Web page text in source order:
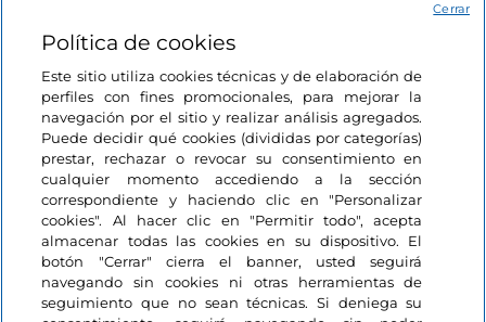
Información del sitio
Enlaces útiles
Acceso
Política de cookies
Este sitio utiliza cookies técnicas y de elaboración de
perfiles con fines promocionales, para mejorar la
navegación por el sitio y realizar análisis agregados.
Puede decidir qué cookies (divididas por categorías)
prestar, rechazar o revocar su consentimiento en
cualquier momento accediendo a la sección
correspondiente y haciendo clic en "Personalizar
cookies". Al hacer clic en "Permitir todo", acepta
almacenar todas las cookies en su dispositivo. El
botón "Cerrar" cierra el banner, usted seguirá
navegando sin cookies ni otras herramientas de
seguimiento que no sean técnicas. Si deniega su
Cerrar